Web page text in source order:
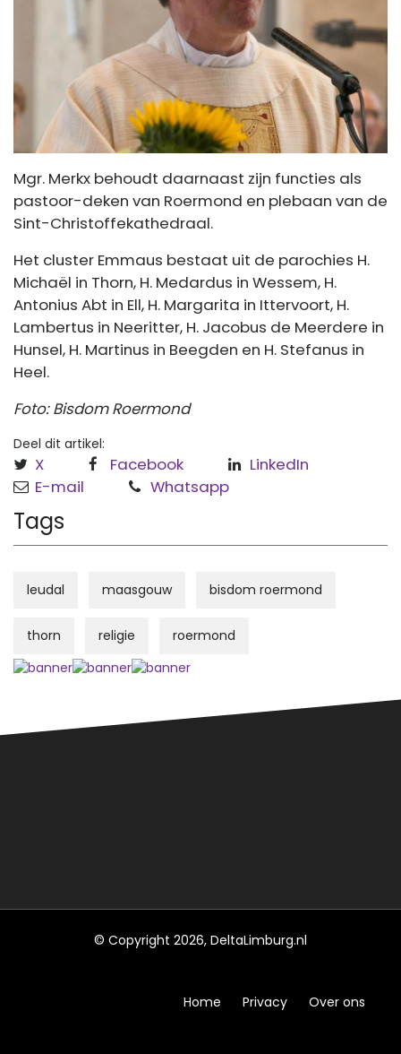
Mgr. Merkx behoudt daarnaast zijn functies als
pastoor-deken van Roermond en plebaan van de
Sint-Christoffekathedraal.
Het cluster Emmaus bestaat uit de parochies H.
Michaël in Thorn, H. Medardus in Wessem, H.
Antonius Abt in Ell, H. Margarita in Ittervoort, H.
Lambertus in Neeritter, H. Jacobus de Meerdere in
Hunsel, H. Martinus in Beegden en H. Stefanus in
Heel.
Foto: Bisdom Roermond
Deel dit artikel:
X Facebook
LinkedIn
E-mail
Whatsapp
Tags
leudal maasgouw bisdom roermond
thorn religie roermond
© Copyright 2026, DeltaLimburg.nl
Home Privacy Over ons